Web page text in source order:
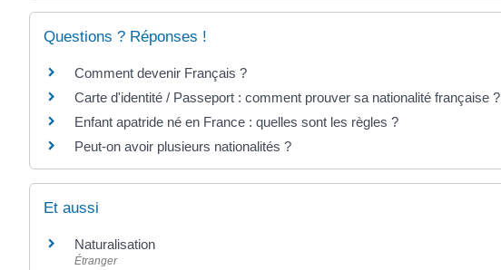
Questions ? Réponses !
Comment devenir Français ?
Carte d'identité / Passeport : comment prouver sa nationalité française ?
Enfant apatride né en France : quelles sont les règles ?
Peut-on avoir plusieurs nationalités ?
Et aussi
Naturalisation
Étranger